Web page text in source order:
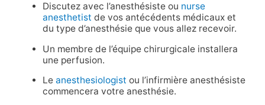
Discutez avec l’anesthésiste ou nurse
anesthetist de vos antécédents médicaux et
du type d’anesthésie que vous allez recevoir.
Un membre de l’équipe chirurgicale installera
une perfusion.
Le anesthesiologist ou l’infirmière anesthésiste
commencera votre anesthésie.